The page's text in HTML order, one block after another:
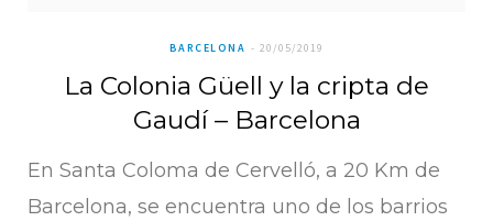
BARCELONA 20/05/2019
La Colonia Güell y la cripta de
Gaudí – Barcelona
En Santa Coloma de Cervelló, a 20 Km de
Barcelona, se encuentra uno de los barrios